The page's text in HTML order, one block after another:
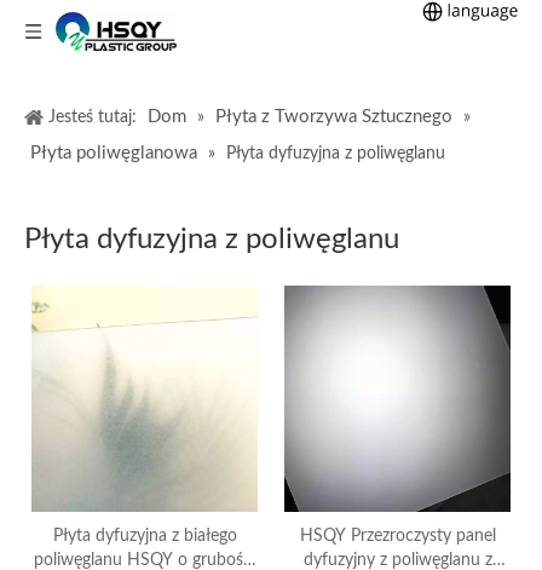
Jesteś tutaj: Dom » Płyta z Tworzywa Sztucznego »
Płyta poliwęglanowa » Płyta dyfuzyjna z poliwęglanu
Płyta dyfuzyjna z poliwęglanu
Płyta dyfuzyjna z białego
poliwęglanu HSQY o grubości
HSQY Przezroczysty panel
dyfuzyjny z poliwęglanu z